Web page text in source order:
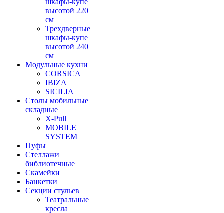
шкафы-купе
высотой 220
см
Трехдверные
шкафы-купе
высотой 240
см
Модульные кухни
CORSICA
IBIZA
SICILIA
Столы мобильные
складные
X-Pull
MOBILE
SYSTEM
Пуфы
Стеллажи
библиотечные
Скамейки
Банкетки
Секции стульев
Театральные
кресла